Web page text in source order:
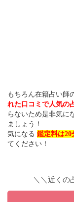
もちろん在籍占い師
れた口コミで人気の
らないため是非気に
ましょう！
気になる 鑑定料は20
てください！
＼＼近くの